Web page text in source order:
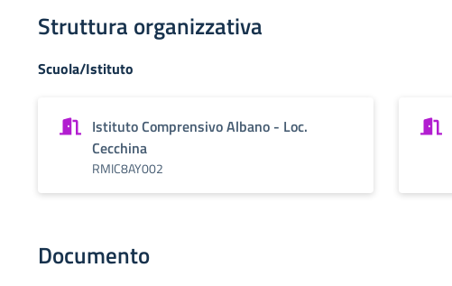
Struttura organizzativa
Scuola/Istituto
Istituto Comprensivo Albano - Loc.
Cecchina
RMIC8AY002
Documento